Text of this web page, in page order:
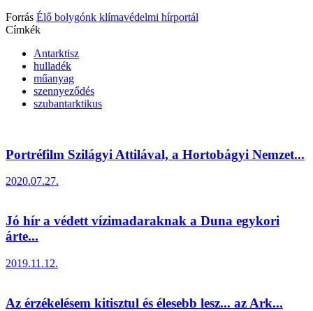
Forrás Élő bolygónk klímavédelmi hírportál
Címkék
Antarktisz
hulladék
műanyag
szennyeződés
szubantarktikus
Portréfilm Szilágyi Attilával, a Hortobágyi Nemzet...
2020.07.27.
Jó hír a védett vízimadaraknak a Duna egykori
árte...
2019.11.12.
Az érzékelésem kitisztul és élesebb lesz... az Ark...